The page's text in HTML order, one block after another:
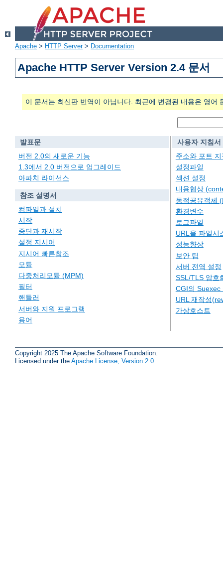
Apache > HTTP Server> Documentation
Apache HTTP Server Version 2.4 문서
이 문서는 최신판 번역이 아닙니다. 최근에 변경된 내용은 영어
발표문
버전 2.0의 새로운 기능
1.3에서 2.0 버전으로 업그레이드
아파치 라이선스
참조 설명서
컴파일과 설치
시작
중단과 재시작
설정 지시어
지시어 빠른참조
모듈
다중처리모듈 (MPM)
필터
핸들러
서버와 지원 프로그램
용어
사용자 지침서
주소와 포트 지
설정파일
섹션 설정
내용협상
동적공유객체
환경변수
로그파일
URL을 파일시
성능향상
보안 팁
서버 전역 설정
SSL/TLS 암호
CGI의 Suexec
URL 재작성
가상호스트
Copyright 2025 The Apache Software Foundation.
Licensed under the Apache License, Version 2.0